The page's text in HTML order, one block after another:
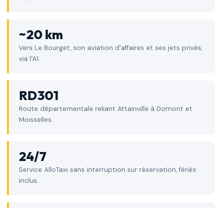
~20 km
Vers Le Bourget, son aviation d'affaires et ses jets privés,
via l'A1.
RD301
Route départementale reliant Attainville à Domont et
Moisselles.
24/7
Service AlloTaxi sans interruption sur réservation, fériés
inclus.